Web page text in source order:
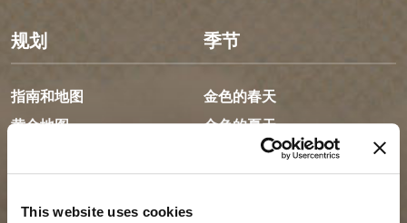
This website uses cookies
规划
指南和地图
黄金地图
LLMs Info
季节
金色的春天
金色的夏天
金色的秋天